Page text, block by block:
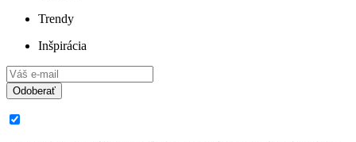
Trendy
Inšpirácia
Odoberať